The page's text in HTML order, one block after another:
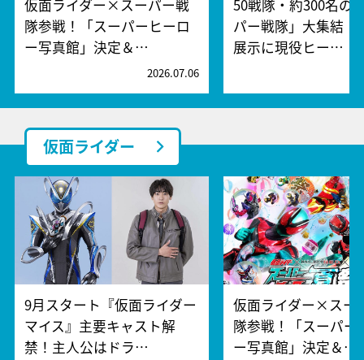
仮面ライダー×スーパー戦
隊参戦！「スーパーヒーロ
ー写真館」決定＆…
2026.07.06
50戦隊・約300名の
パー戦隊」大集結！
展示に現役ヒー…
仮面ライダー
9月スタート『仮面ライダー
マイス』主要キャスト解
禁！主人公はドラ…
仮面ライダー×スー
隊参戦！「スーパー
ー写真館」決定＆…